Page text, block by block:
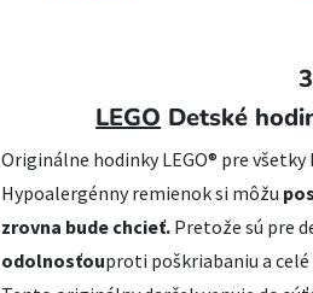
‎LEGO Detské
Originálne hodinky ‎LEGO® pre
Hypoalergénny remienok si môžu
zrovna bude chcieť. Pretože sú pre
odolnosťouproti poškriabaniu a